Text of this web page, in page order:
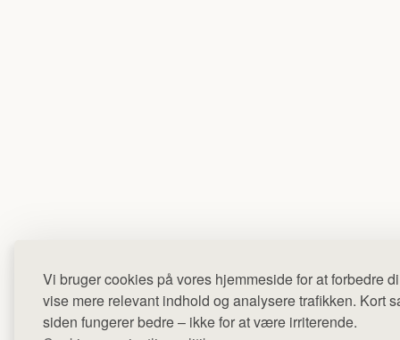
Vi bruger cookies på vores hjemmeside for at forbedre
vise mere relevant indhold og analysere trafikken. Kort
siden fungerer bedre – ikke for at være irriterende.